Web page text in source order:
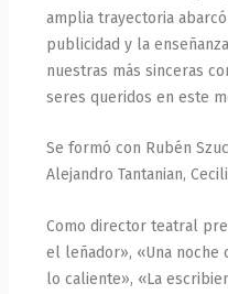
amplia trayectoria
publicidad y la
nuestras más sinceras
seres queridos en este
Se formó con Rubén
Alejandro Tantanian,
Como director teatral
el leñador», «Una noche
lo caliente», «La